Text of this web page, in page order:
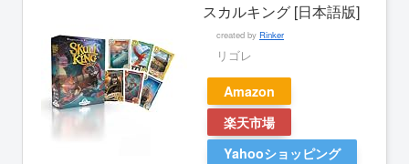
スカルキング [日本語版]
created by Rinker
リゴレ
Amazon
楽天市場
Yahooショッピング